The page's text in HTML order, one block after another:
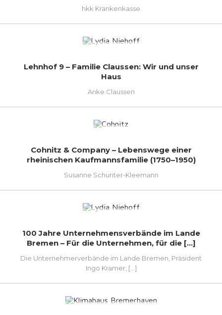
hkk Krankenkasse
Lehnhof 9 – Familie Claussen: Wir und unser
Haus
Anke Claussen
Cohnitz & Company – Lebenswege einer
rheinischen Kaufmannsfamilie (1750–1950)
Susanne Schunter-Kleemann
100 Jahre Unternehmensverbände im Lande
Bremen – Für die Unternehmen, für die [...]
Die Unternehmerverbände im Lande Bremen, Präsident
Ingo Kramer, [...]